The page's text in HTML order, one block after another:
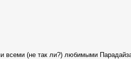
всеми (не так ли?) любимыми